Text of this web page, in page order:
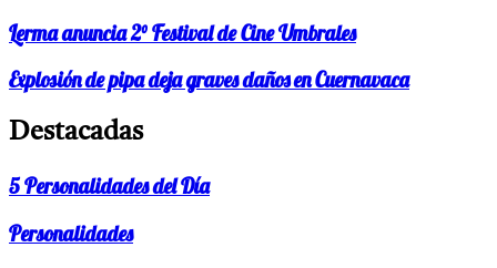
Lerma anuncia 2° Festival de Cine Umbrales
Explosión de pipa deja graves daños en Cuernavaca
Destacadas
5 Personalidades del Día
Personalidades